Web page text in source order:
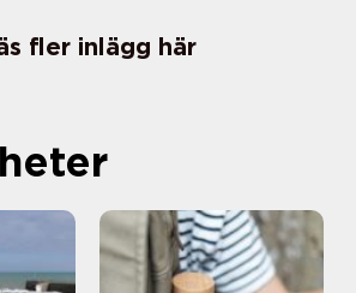
fler inlägg här